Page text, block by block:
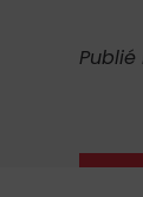
Publié